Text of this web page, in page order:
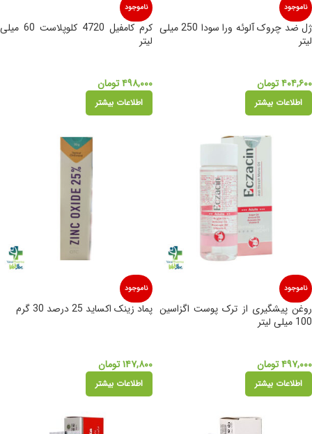
ناموجود
ژل ضد چروک آلوئه ورا سودا 250 میلی
لیتر
۴۰۴,۶۰۰تومان
اطلاعات بیشتر
ناموجود
کرم کامفیل 4720 کلوپلاست 60 میلی
لیتر
۴۹۸,۰۰۰تومان
اطلاعات بیشتر
ناموجود
روغن پیشگیری از ترک پوست اگزاسین
100 میلی لیتر
۴۹۷,۰۰۰تومان
اطلاعات بیشتر
ناموجود
پماد زینک اکساید 25 درصد 30 گرم
۱۴۷,۸۰۰تومان
اطلاعات بیشتر